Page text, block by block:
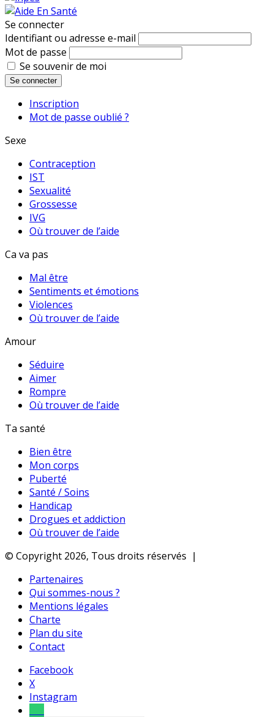
Se connecter
Identifiant ou adresse e-mail
Mot de passe
Se souvenir de moi
Se connecter
Inscription
Mot de passe oublié ?
Sexe
Contraception
IST
Sexualité
Grossesse
IVG
Où trouver de l’aide
Ca va pas
Mal être
Sentiments et émotions
Violences
Où trouver de l’aide
Amour
Séduire
Aimer
Rompre
Où trouver de l’aide
Ta santé
Bien être
Mon corps
Puberté
Santé / Soins
Handicap
Drogues et addiction
Où trouver de l’aide
© Copyright 2026, Tous droits réservés |
Partenaires
Qui sommes-nous ?
Mentions légales
Charte
Plan du site
Contact
Facebook
X
Instagram